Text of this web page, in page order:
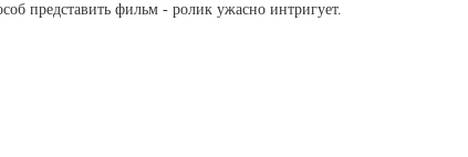
представить фильм - ролик ужасно интригует.